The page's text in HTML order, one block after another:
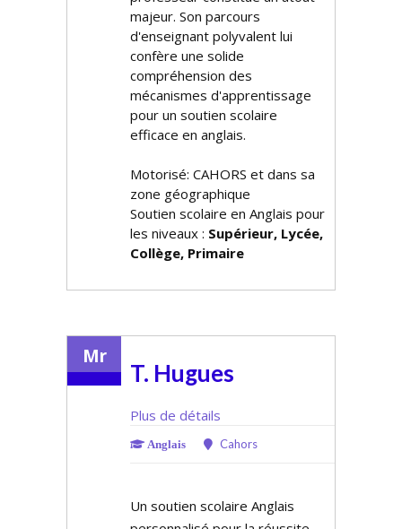
majeur. Son parcours
d'enseignant polyvalent lui
confère une solide
compréhension des
mécanismes d'apprentissage
pour un soutien scolaire
efficace en anglais.
Motorisé: CAHORS et dans sa
zone géographique
Soutien scolaire en Anglais pour
les niveaux : Supérieur, Lycée,
Collège, Primaire
Mr
T. Hugues
Plus de détails
Anglais Cahors
Un soutien scolaire Anglais